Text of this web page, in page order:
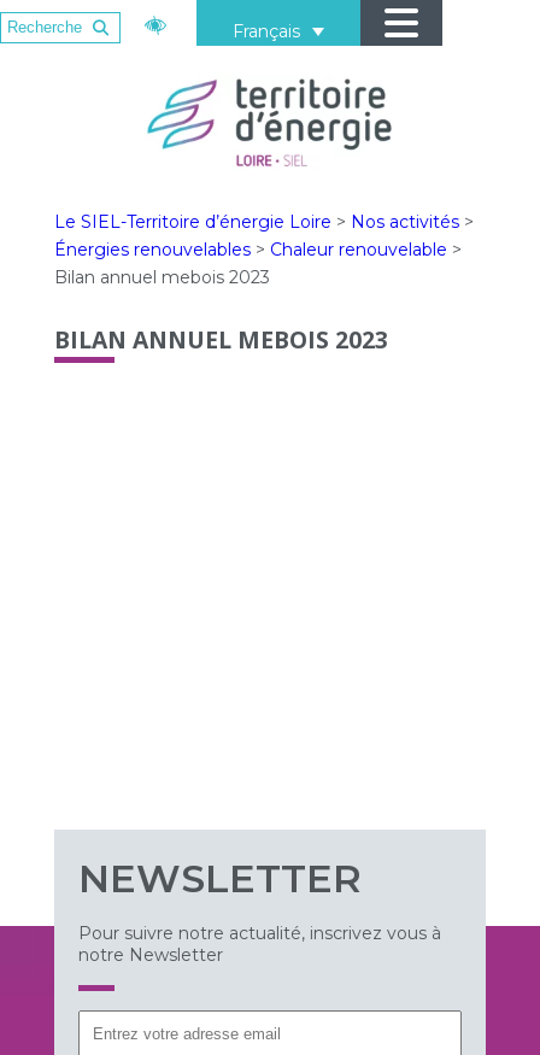
Français
Le SIEL-Territoire d’énergie Loire > Nos activités>
Énergies renouvelables> Chaleur renouvelable >
Bilan annuel mebois 2023
BILAN ANNUEL MEBOIS 2023
NEWSLETTER
Pour suivre notre actualité, inscrivez vous à
notre Newsletter